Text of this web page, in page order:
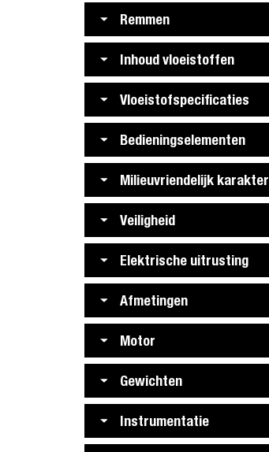
Remmen
Inhoud vloeistoffen
Vloeistofspecificaties
Bedieningselementen
Milieuvriendelijk karakter
Veiligheid
Elektrische uitrusting
Afmetingen
Motor
Gewichten
Instrumentatie